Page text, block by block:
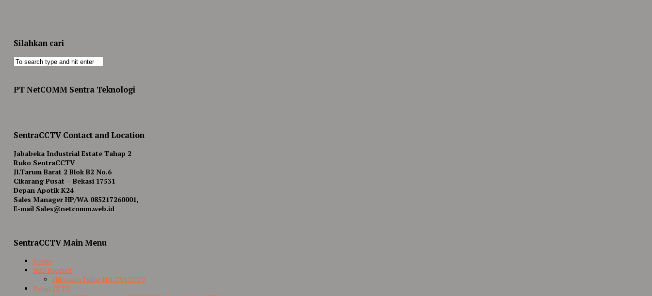
Silahkan cari
PT NetCOMM Sentra Teknologi
SentraCCTV Contact and Location
Jababeka Industrial Estate Tahap 2
Ruko SentraCCTV
Jl.Tarum Barat 2 Blok B2 No.6
Cikarang Pusat – Bekasi 17531
Depan Apotik K24
Sales Manager HP/WA 085217260001,
E-mail Sales@netcomm.web.id
SentraCCTV Main Menu
Home
Info Product
Hikvision Turbo HD-TVI CCTV
Paket CCTV